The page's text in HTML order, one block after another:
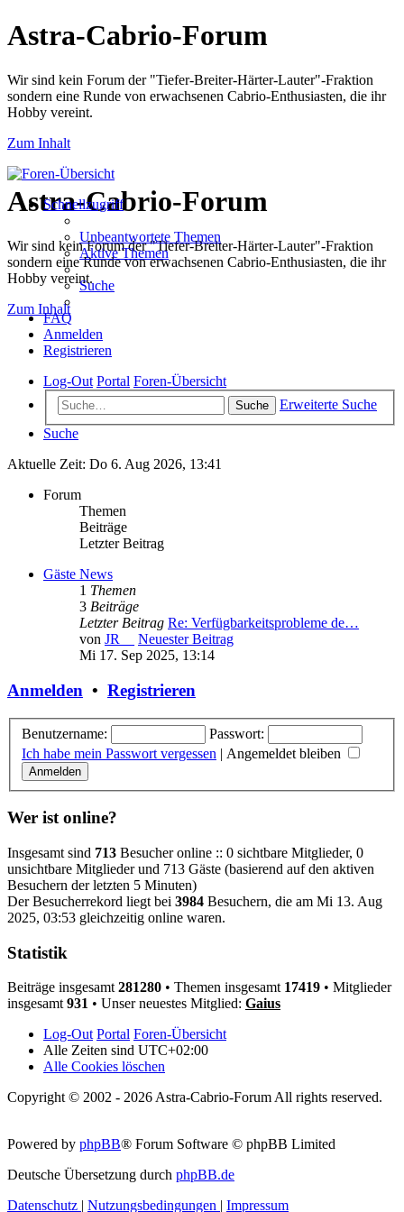
Astra-Cabrio-Forum
Wir sind kein Forum der "Tiefer-Breiter-Härter-Lauter"-Fraktion
sondern eine Runde von erwachsenen Cabrio-Enthusiasten, die ihr
Hobby vereint.
Zum Inhalt
Astra-Cabrio-Forum
Wir sind kein Forum der "Tiefer-Breiter-Härter-Lauter"-Fraktion
sondern eine Runde von erwachsenen Cabrio-Enthusiasten, die ihr
Hobby vereint.
Zum Inhalt
Schnellzugriff
Unbeantwortete Themen
Aktive Themen
Suche
FAQ
Anmelden
Registrieren
Log-Out Portal Foren-Übersicht
Suche
Erweiterte Suche
Suche
Aktuelle Zeit: Do 6. Aug 2026, 13:41
Forum
Themen
Beiträge
Letzter Beitrag
Gäste News
1 Themen
3 Beiträge
Letzter Beitrag Re: Verfügbarkeitsprobleme de…
von JR__
Neuester Beitrag
Mi 17. Sep 2025, 13:14
Anmelden • Registrieren
Benutzername:
Passwort:
Ich habe mein Passwort vergessen | Angemeldet bleiben
Wer ist online?
Insgesamt sind 713 Besucher online :: 0 sichtbare Mitglieder, 0
unsichtbare Mitglieder und 713 Gäste (basierend auf den aktiven
Besuchern der letzten 5 Minuten)
Der Besucherrekord liegt bei 3984 Besuchern, die am Mi 13. Aug
2025, 03:53 gleichzeitig online waren.
Statistik
Beiträge insgesamt 281280 • Themen insgesamt 17419 • Mitglieder
insgesamt 931 • Unser neuestes Mitglied: Gaius
Log-Out Portal Foren-Übersicht
Alle Zeiten sind UTC+02:00
Alle Cookies löschen
Copyright © 2002 - 2026 Astra-Cabrio-Forum All rights reserved.
Powered by phpBB® Forum Software © phpBB Limited
Deutsche Übersetzung durch phpBB.de
Datenschutz | Nutzungsbedingungen | Impressum